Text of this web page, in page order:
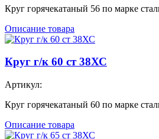
Круг горячекатаный 56 по марке
Описание товара
Круг г/к 60 ст 38ХС
Артикул:
Круг горячекатаный 60 по марке
Описание товара